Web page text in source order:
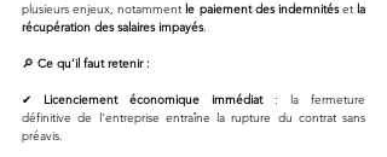
plusieurs enjeux, notamment le paiement des indemnités et la
récupération des salaires impayés.
🔎 Ce qu’il faut retenir :
✔ Licenciement économique immédiat : la fermeture
définitive de l’entreprise entraîne la rupture du contrat sans
préavis.